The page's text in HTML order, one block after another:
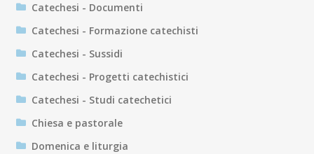
Catechesi - Documenti
Catechesi - Formazione catechisti
Catechesi - Sussidi
Catechesi - Progetti catechistici
Catechesi - Studi catechetici
Chiesa e pastorale
Domenica e liturgia